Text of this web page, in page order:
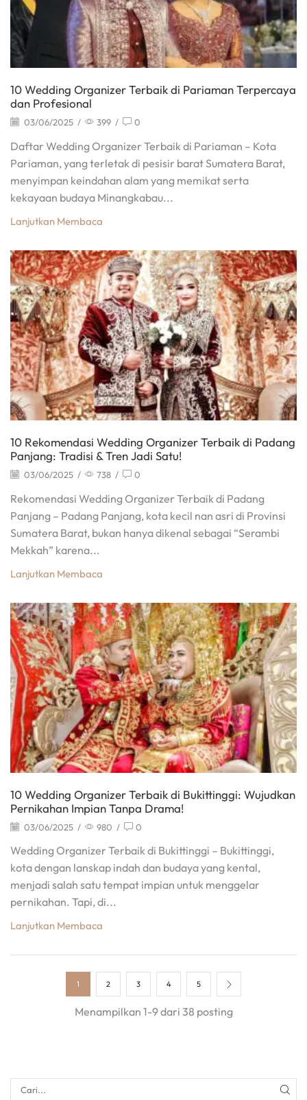
10 Wedding Organizer Terbaik di Pariaman Terpercaya
dan Profesional
03/06/2025 / 399 / 0
Daftar Wedding Organizer Terbaik di Pariaman – Kota
Pariaman, yang terletak di pesisir barat Sumatera Barat,
menyimpan keindahan alam yang memikat serta
kekayaan budaya Minangkabau...
Lanjutkan Membaca
10 Rekomendasi Wedding Organizer Terbaik di Padang
Panjang: Tradisi & Tren Jadi Satu!
03/06/2025 / 738 / 0
Rekomendasi Wedding Organizer Terbaik di Padang
Panjang – Padang Panjang, kota kecil nan asri di Provinsi
Sumatera Barat, bukan hanya dikenal sebagai “Serambi
Mekkah” karena...
Lanjutkan Membaca
10 Wedding Organizer Terbaik di Bukittinggi: Wujudkan
Pernikahan Impian Tanpa Drama!
03/06/2025 / 980 / 0
Wedding Organizer Terbaik di Bukittinggi – Bukittinggi,
kota dengan lanskap indah dan budaya yang kental,
menjadi salah satu tempat impian untuk menggelar
pernikahan. Tapi, di...
Lanjutkan Membaca
Menampilkan 1-9 dari 38 posting
1 2 3 4 5